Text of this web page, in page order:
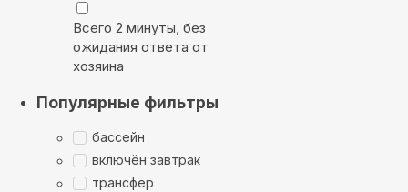
Всего 2 минуты, без
ожидания ответа от
хозяина
Популярные фильтры
бассейн
включён завтрак
трансфер